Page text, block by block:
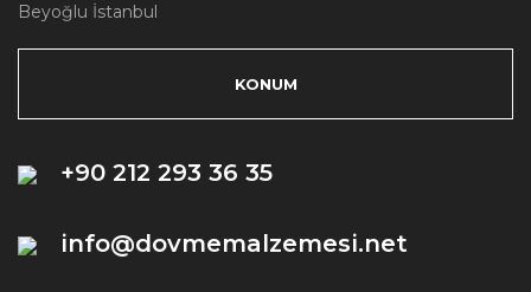
Beyoğlu İstanbul
KONUM
+90 212 293 36 35
info@dovmemalzemesi.net